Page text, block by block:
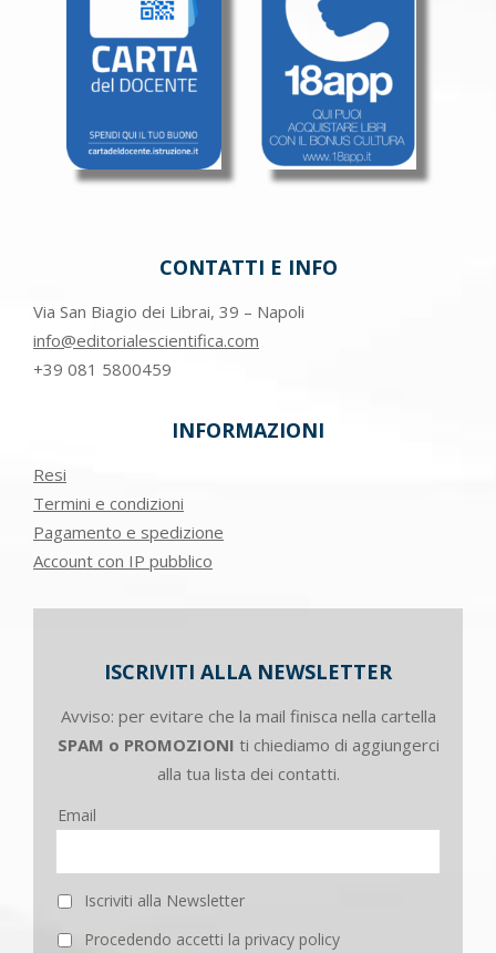
CONTATTI E INFO
Via San Biagio dei Librai, 39 – Napoli
info@editorialescientifica.com
+39 081 5800459
INFORMAZIONI
Resi
Termini e condizioni
Pagamento e spedizione
Account con IP pubblico
ISCRIVITI ALLA NEWSLETTER
Avviso: per evitare che la mail finisca nella cartella
SPAM o PROMOZIONI ti chiediamo di aggiungerci
alla tua lista dei contatti.
Email
Iscriviti alla Newsletter
Procedendo accetti la privacy policy